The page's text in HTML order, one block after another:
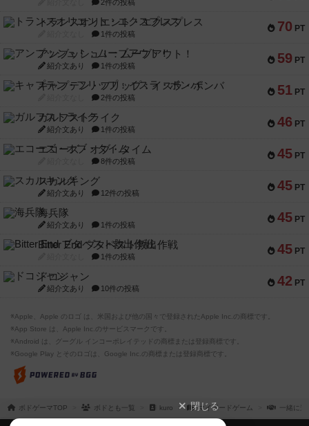
2件の投稿
70 PT
トランスオリエント・エクスプレス
1件の投稿
59 PT
アンブッシュ！：ムーブアウト！
紹介文あり 1件の投稿
51 PT
キャプテン・フリップ：イスラ・ボンバ
2件の投稿
46 PT
ガルフストライク
紹介文あり 1件の投稿
45 PT
エコーズ・オブ・タイム
8件の投稿
45 PT
スカルキング
紹介文あり 12件の投稿
45 PT
海兵隊
紹介文あり 1件の投稿
45 PT
Bitter End ブタペスト救出作戦
1件の投稿
42 PT
ドコジャン
紹介文あり 10件の投稿
※Apple、Apple のロゴ は、米国および他の国々で登録されたApple Inc.の商標です。
※App Store は、Apple Inc.のサービスマークです。
※Android は、グーグル インコーポレイテッドの商標または登録商標です。
※Google Play とそのロゴは、Google Inc.の商標または登録商標です。
ボドゲーマTOP ボドとも一覧 kuro マイボードゲーム 一緒に遊
閉じる